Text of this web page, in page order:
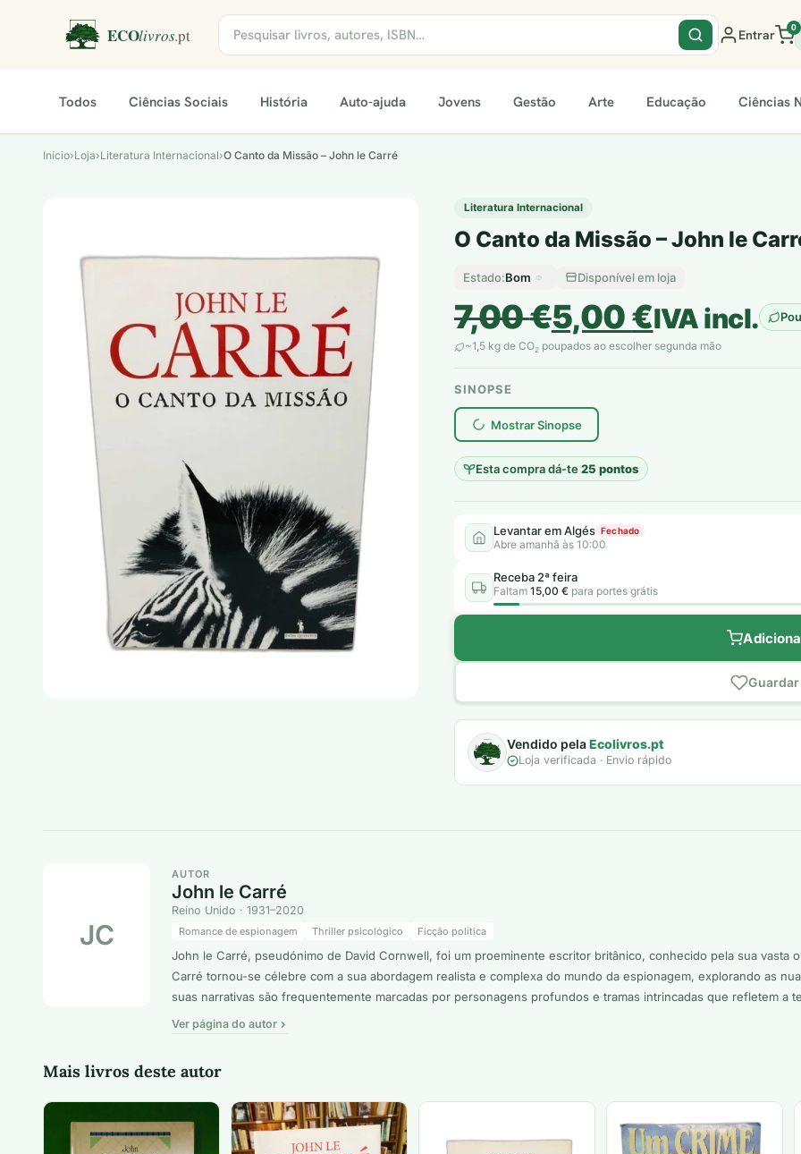
Entrar 0
Todos Ciências Sociais História Auto-ajuda Jovens Gestão Arte Educação Ciências
Início›Loja›Literatura Internacional›O Canto da Missão – John le Carré
Literatura Internacional
O Canto da Missão – John le
Estado:Bom Disponível em loja
7,00€
O
preço
original
era:
7,00 €.
5,00€
O
preço
atual
é:
5,00 €.
IVA incl.
~1,5 kg de CO2 poupados ao escolher segunda mão
SINOPSE
Mostrar Sinopse
Esta compra dá-te25 pontos
plantar árvores reais
Levantar em Algés Fechado
Abre amanhã às 10:00
Receba 2ª feira
Faltam 15,00 € para portes grátis
Vendido pelaEcolivros.pt
Loja verificada · Envio rápido
JC
AUTOR
John le Carré
Reino Unido · 1931–2020
Romance de espionagem Thriller psicológico Ficção política
John le Carré, pseudónimo de David Cornwell, foi um proeminente escritor britânico, conhecido pela sua vasta
Carré tornou-se célebre com a sua abordagem realista e complexa do mundo da espionagem, explorando as
suas narrativas são frequentemente marcadas por personagens profundos e tramas intrincadas que refletem a
Ver página do autor
Mais livros deste autor